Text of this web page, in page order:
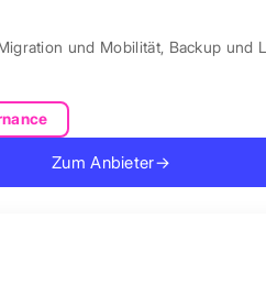
und Mobilität, Backup und
Zum Anbieter→